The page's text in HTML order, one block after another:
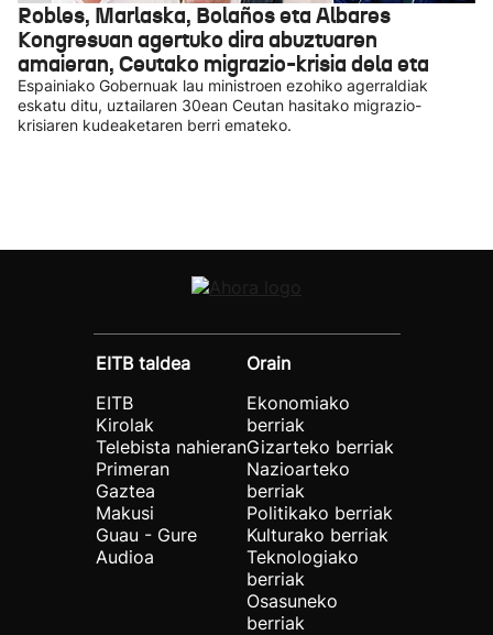
Robles, Marlaska, Bolaños eta Albares
Kongresuan agertuko dira abuztuaren
amaieran, Ceutako migrazio-krisia dela eta
Espainiako Gobernuak lau ministroen ezohiko agerraldiak
eskatu ditu, uztailaren 30ean Ceutan hasitako migrazio-
krisiaren kudeaketaren berri emateko.
EITB taldea
EITB
Kirolak
Telebista nahieran
Primeran
Gaztea
Makusi
Guau - Gure
Audioa
Orain
Ekonomiako
berriak
Gizarteko berriak
Nazioarteko
berriak
Politikako berriak
Kulturako berriak
Teknologiako
berriak
Osasuneko
berriak